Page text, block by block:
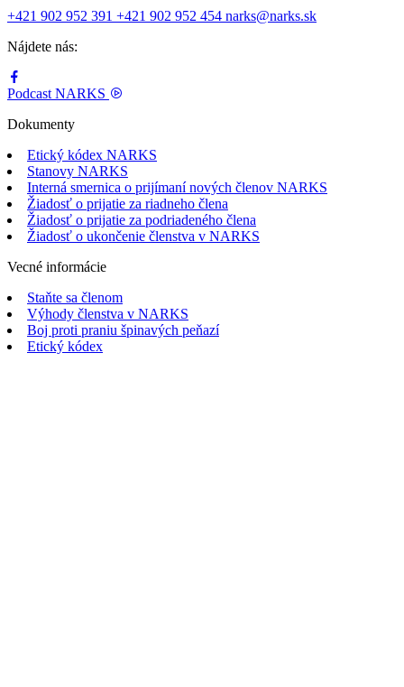
+421 902 952 391 +421 902 952 454 narks@narks.sk
Nájdete nás:
Podcast NARKS
Dokumenty
Etický kódex NARKS
Stanovy NARKS
Interná smernica o prijímaní nových členov NARKS
Žiadosť o prijatie za riadneho člena
Žiadosť o prijatie za podriadeného člena
Žiadosť o ukončenie členstva v NARKS
Vecné informácie
Staňte sa členom
Výhody členstva v NARKS
Boj proti praniu špinavých peňazí
Etický kódex